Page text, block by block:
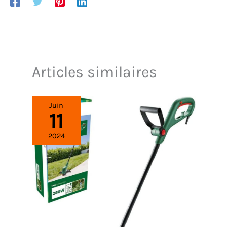
l'enrouleur de tuyau a des dimensions compactes
Articles similaires
Juin
11
2024